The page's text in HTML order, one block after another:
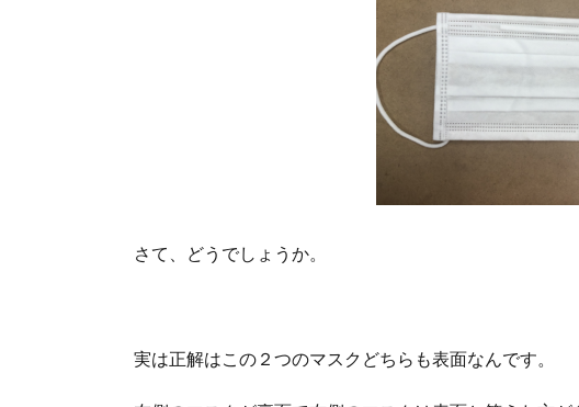
さて、どうでしょうか。
実は正解はこの２つのマスクどちらも表面なんです。